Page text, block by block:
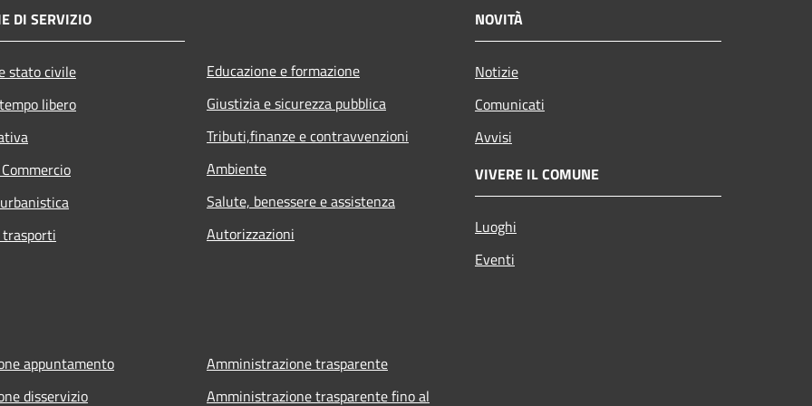
DI SERVIZIO
stato civile
libero
Educazione e formazione
Giustizia e sicurezza pubblica
Tributi,finanze e contravvenzioni
Ambiente
Salute, benessere e assistenza
Autorizzazioni
NOVITÀ
Notizie
Comunicati
Avvisi
VIVERE IL COMUNE
Luoghi
Eventi
appuntamento
disservizio
Amministrazione trasparente
Amministrazione trasparente fino al